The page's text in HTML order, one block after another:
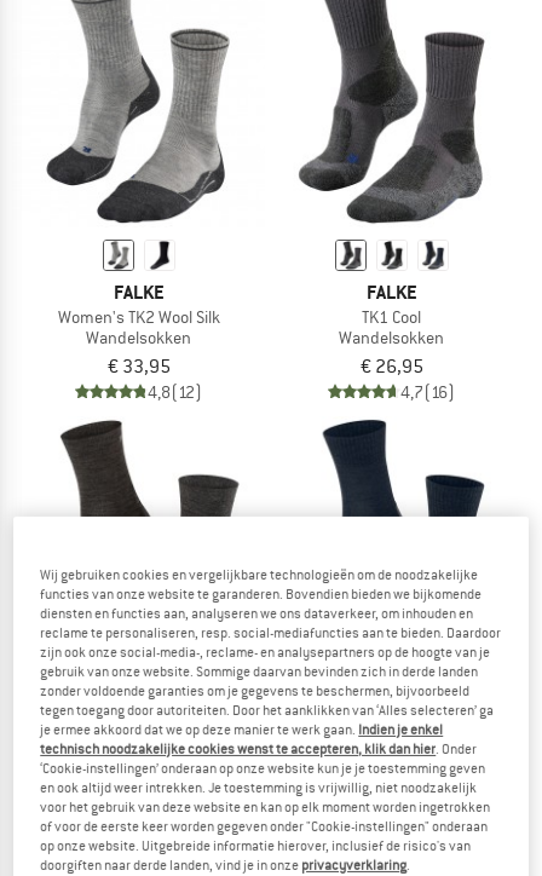
FALKE
Women's TK2 Wool Silk
Wandelsokken
€ 33,95
4,8(12)
FALKE
TK1 Cool
Wandelsokken
€ 26,95
4,7(16)
FALKE
Women's TK2 Sensitive
Wandelsokken
€ 26,95
4,8 (17)
FALKE
Women's TK5 Ultra Light
Wandelsokken
€ 24,95
4,9(17)
Wij gebruiken cookies en vergelijkbare technologieën om de noodzakelijke
functies van onze website te garanderen. Bovendien bieden we bijkomende
diensten en functies aan, analyseren we ons dataverkeer, om inhouden en
reclame te personaliseren, resp. social-mediafuncties aan te bieden. Daardoor
zijn ook onze social-media-, reclame- en analysepartners op de hoogte van je
gebruik van onze website. Sommige daarvan bevinden zich in derde landen
zonder voldoende garanties om je gegevens te beschermen, bijvoorbeeld
tegen toegang door autoriteiten. Door het aanklikken van ‘Alles selecteren’ ga
je ermee akkoord dat we op deze manier te werk gaan. Indien je enkel
technisch noodzakelijke cookies wenst te accepteren, klik dan hier. Onder
‘Cookie-instellingen’ onderaan op onze website kun je je toestemming geven
en ook altijd weer intrekken. Je toestemming is vrijwillig, niet noodzakelijk
voor het gebruik van deze website en kan op elk moment worden ingetrokken
of voor de eerste keer worden gegeven onder "Cookie-instellingen" onderaan
op onze website. Uitgebreide informatie hierover, inclusief de risico's van
doorgiften naar derde landen, vind je in onze privacyverklaring.